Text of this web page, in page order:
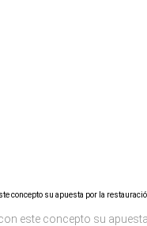
este concepto su